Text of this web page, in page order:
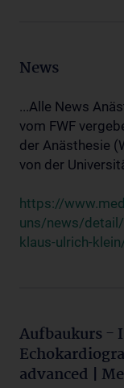
News
...Alle News
vom FWF
der Anästhesie
von der
https://
uns/news/
klaus-ulrich-
Aufbaukurs -
advanced |